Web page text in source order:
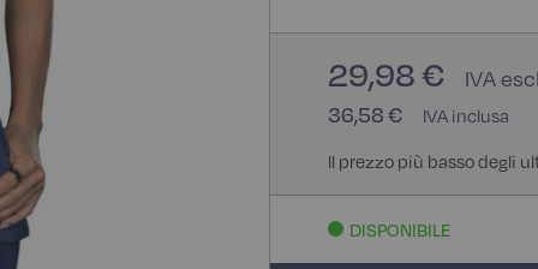
36,58 €
29,98 €
Il prezzo più basso degli
DISPONIBILE